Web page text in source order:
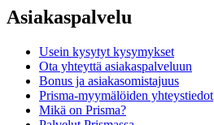
Asiakaspalvelu
Usein kysytyt kysymykset
Ota yhteyttä asiakaspalveluun
Bonus ja asiakasomistajuus
Prisma-myymälöiden yhteystiedot
Mikä on Prisma?